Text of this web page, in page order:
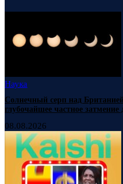
Наука
Солнечный серп над
глубочайшее частное затмение
08.08.2026